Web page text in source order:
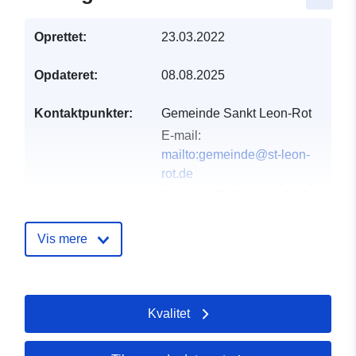
Oprettet: 23.03.2022
Opdateret: 08.08.2025
Kontaktpunkter:
Gemeinde Sankt Leon-Rot
E-mail:
mailto:gemeinde@st-leon-
rot.de
kataloger:
Tilføjet til data.europa.eu:
February 2026
Vis mere
Kvalitet